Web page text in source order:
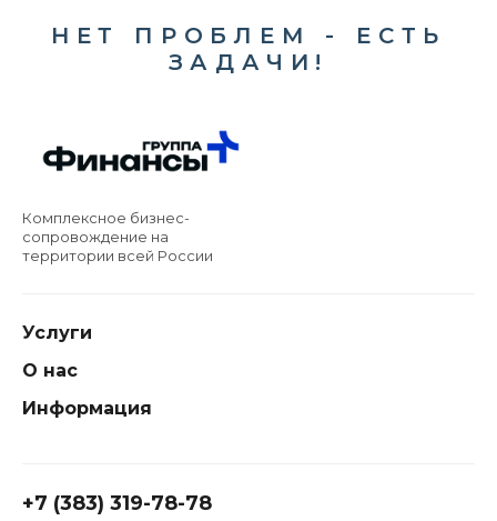
НЕТ ПРОБЛЕМ - ЕСТЬ
ЗАДАЧИ!
Комплексное бизнес-
сопровождение на
территории всей России
Услуги
О нас
Информация
+7 (383) 319-78-78